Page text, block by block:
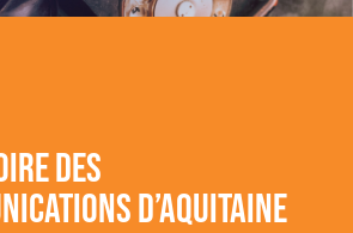
DES
D’AQUITAINE